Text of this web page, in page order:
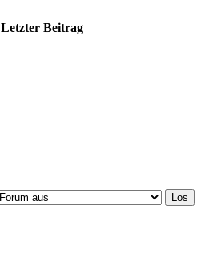
Letzter Beitrag